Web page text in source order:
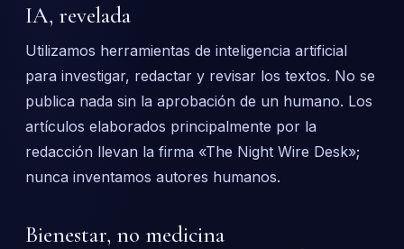
IA, revelada
Utilizamos herramientas de inteligencia artificial
para investigar, redactar y revisar los textos. No se
publica nada sin la aprobación de un humano. Los
artículos elaborados principalmente por la
redacción llevan la firma «The Night Wire Desk»;
nunca inventamos autores humanos.
Bienestar, no medicina